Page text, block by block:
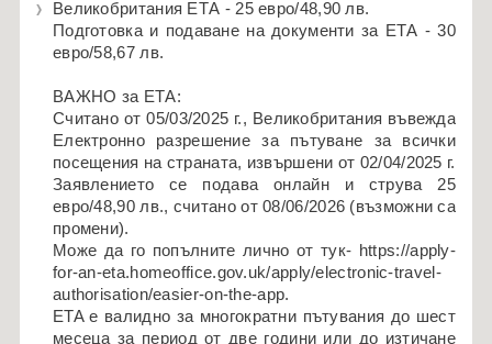
Великобритания ЕТА - 25 евро/48,90 лв.
Подготовка и подаване на документи за ЕТА - 30
евро/58,67 лв.
ВАЖНО за ЕТА:
Считано от 05/03/2025 г., Великобритания въвежда
Електронно разрешение за пътуване за всички
посещения на страната, извършени от 02/04/2025 г.
Заявлението се подава онлайн и струва 25
евро/48,90 лв., считано от 08/06/2026 (възможни са
промени).
Може да го попълните лично от тук- https://apply-
for-an-eta.homeoffice.gov.uk/apply/electronic-travel-
authorisation/easier-on-the-app.
ETA е валидно за многократни пътувания до шест
месеца за период от две години или до изтичане